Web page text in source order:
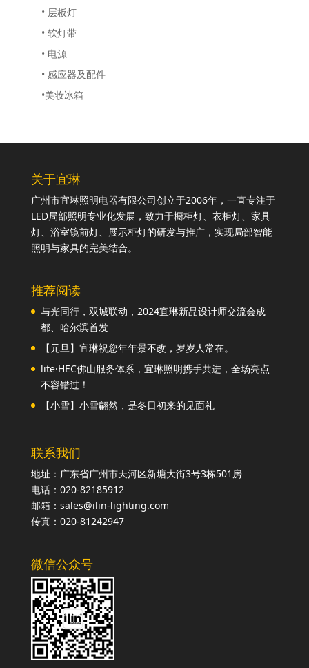
• 层板灯
• 软灯带
• 电源
• 感应器及配件
•美妆冰箱
关于宜琳
广州市宜琳照明电器有限公司创立于2006年，一直专注于
LED局部照明专业化发展，致力于橱柜灯、衣柜灯、家具
灯、浴室镜前灯、展示柜灯的研发与推广，实现局部智能
照明与家具的完美结合。
推荐阅读
与光同行，双城联动，2024宜琳新品设计师交流会成
都、哈尔滨首发
【元旦】宜琳祝您年年景不改，岁岁人常在。
lite·HEC佛山服务体系，宜琳照明携手共进，全场亮点
不容错过！
【小雪】小雪翩然，是冬日初来的见面礼
联系我们
地址：广东省广州市天河区新塘大街3号3栋501房
电话：020-82185912
邮箱：sales@ilin-lighting.com
传真：020-81242947
微信公众号